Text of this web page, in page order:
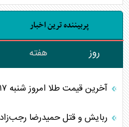
پربیننده ترین اخبار
روز هفته
آخرین قیمت طلا امروز شنبه ۱۷ مرداد ۱۴۰۵ | صعود تاریخی طلا
ربایش و قتل حمیدرضا